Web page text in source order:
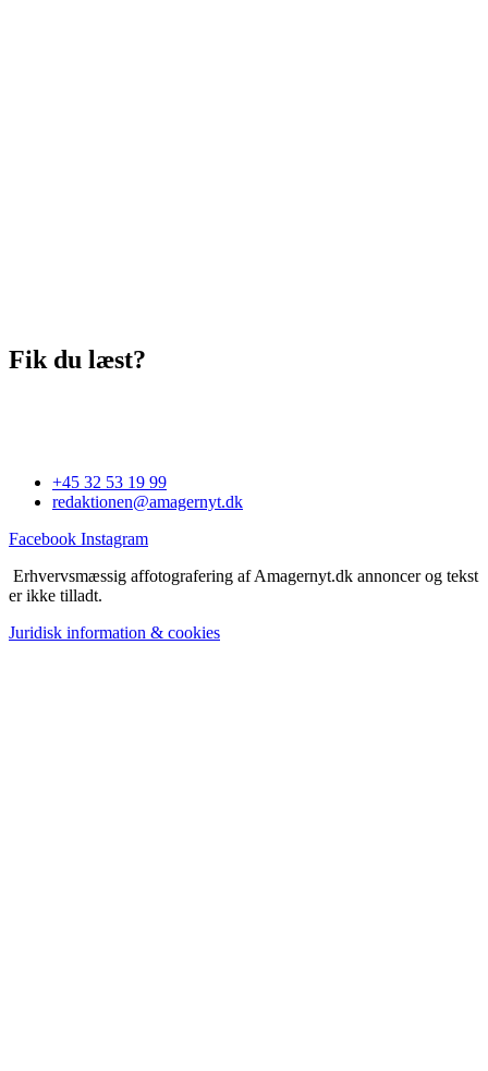
Fik du læst?
+45 32 53 19 99
redaktionen@amagernyt.dk
Facebook Instagram
Erhvervsmæssig affotografering af Amagernyt.dk annoncer og tekst
er ikke tilladt.
Juridisk information & cookies